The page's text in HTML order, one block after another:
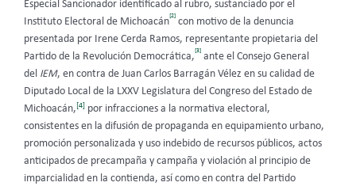
Especial Sancionador identificado al rubro, sustanciado por el
Instituto Electoral de Michoacán
[2]
con motivo de la denuncia
presentada por Irene Cerda Ramos, representante propietaria del
Partido de la Revolución Democrática,
[3]
ante el Consejo General
del IEM, en contra de Juan Carlos Barragán Vélez en su calidad de
Diputado Local de la LXXV Legislatura del Congreso del Estado de
Michoacán,[4] por infracciones a la normativa electoral,
consistentes en la difusión de propaganda en equipamiento urbano,
promoción personalizada y uso indebido de recursos públicos, actos
anticipados de precampaña y campaña y violación al principio de
imparcialidad en la contienda, así como en contra del Partido